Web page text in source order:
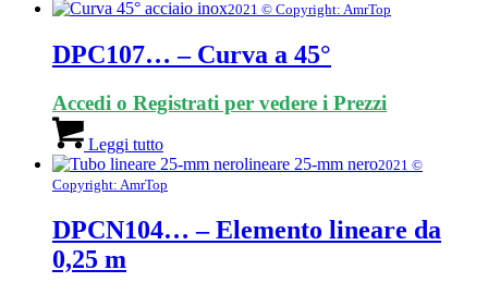
2021 © Copyright: AmrTop
DPC107… – Curva a 45°
Accedi o Registrati per vedere i Prezzi
Leggi tutto
2021 ©
Copyright: AmrTop
DPCN104… – Elemento lineare da
0,25 m